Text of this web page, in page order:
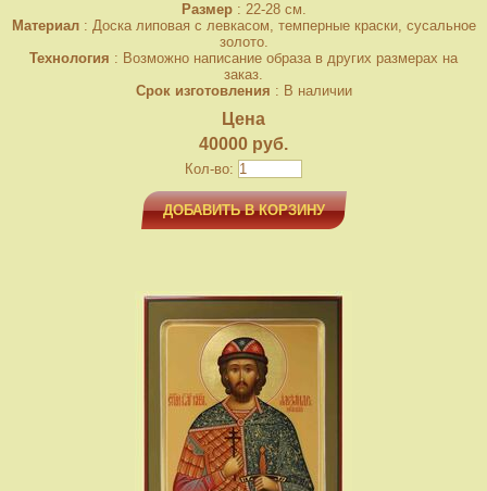
Размер: 22-28 см.
Материал: Доска липовая с левкасом, темперные краски, сусальное
золото.
Технология : Возможно написание образа в других размерах на
заказ.
Срок изготовления : В наличии
Цена
40000 руб.
Кол-во:
ДОБАВИТЬ В КОРЗИНУ